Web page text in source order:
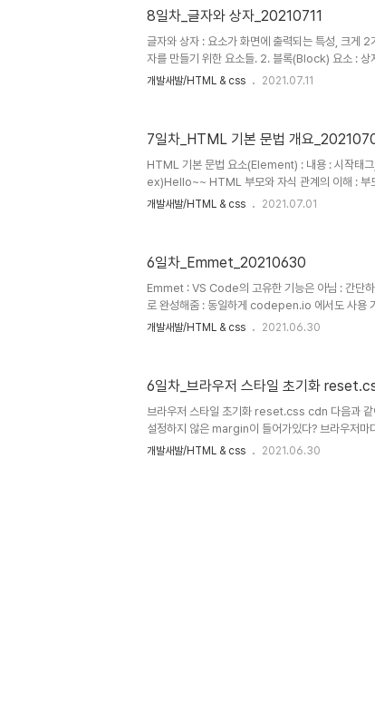
8일차_글자와 상자_20210711
글자와 상자 : 요소가 화면에 출력되는 특성, 크게
자를 만들기 위한 요소들. 2. 블록(Block) 요소 : 상
그 : : 대표적인 인라인 요소 : 본질적으로 아무것도
style의 margin (요소의 외부 여백을 지정하는
부 여..
개발새발/HTML & css 2021.07.11
7일차_HTML 기본 문법 개요
HTML 기본 문법 요소(Element) : 내용 : 시작태
ex)Hello~~ HTML 부모와 자식 관계의 이해 : 부
여쓰기를 통해 자식요소와 부모요소의 구분을 시
함! HTML 1/2/3/4/5 or : 안전함! XHTML /
하기~ ..
개발새발/HTML & css 2021.07.01
6일차_Emmet_20210630
Emmet : VS Code의 고유한 기능은 아님 : 간단
로 완성해줌 : 동일하게 codepen.io 에서도 사용
div.MAKZUIN + tab : img + tab :
개발새발/HTML & css 2021.06.30
6일차_브라우저 스타일 초기화
브라우저 스타일 초기화 reset.css cdn 다음과
설정하지 않은 margin이 들어가있다? 브라우저마
이는 사용자가 보기에도, 브라우저마다 개발 의도와
다면 codepen.io에서는 이를 어떻게 적용할까?
개발새발/HTML & css 2021.06.30